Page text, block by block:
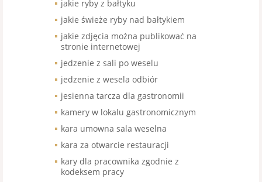
jakie ryby z bałtyku
jakie świeże ryby nad bałtykiem
jakie zdjęcia można publikować na
stronie internetowej
jedzenie z sali po weselu
jedzenie z wesela odbiór
jesienna tarcza dla gastronomii
kamery w lokalu gastronomicznym
kara umowna sala weselna
kara za otwarcie restauracji
kary dla pracownika zgodnie z
kodeksem pracy